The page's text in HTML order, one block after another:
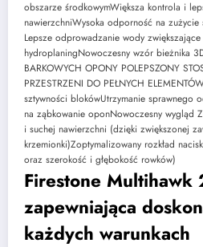
obszarze środkowymWiększa kontrola i
nawierzchniWysoka odporność na
Lepsze odprowadzanie wody
hydroplaningNowoczesny wzór bieżnika
BARKOWYCH OPONY POLEPSZONY
PRZESTRZENI DO PEŁNYCH
sztywności blokówUtrzymanie sprawnego
na ząbkowanie oponNowoczesny wygląd
i suchej nawierzchni (dzięki zwiększonej
krzemionki)Zoptymalizowany rozkład
oraz szerokość i głębokość rowków)
Firestone Multihawk
zapewniająca
każdych warunkach